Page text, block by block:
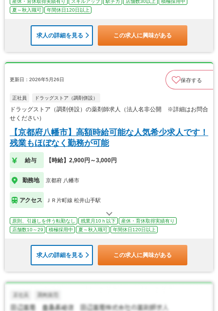
産休・育休取得実績有り
スキルアップ 駅チカ 店舗数30以上
積極採用中
夏～秋入職可
年間休日120日以上
求人の詳細を見る この求人に興味がある
更新日：2026年5月26日 保存する
正社員 ドラッグストア（調剤併設）
ドラッグストア（調剤併設）の薬剤師求人（法人名非公開 ※詳細はお問合
せください）
【京都府八幡市】高額時給可能な人気希少求人です！
残業もほぼなく勤務が可能
給与 【時給】2,900円～3,000円
勤務地 京都府 八幡市
アクセス ＪＲ片町線 松井山手駅
原則、引越しを伴う転勤なし 残業月10ｈ以下
産休・育休取得実績有り
店舗数10～29
積極採用中 夏～秋入職可 年間休日120日以上
求人の詳細を見る この求人に興味がある